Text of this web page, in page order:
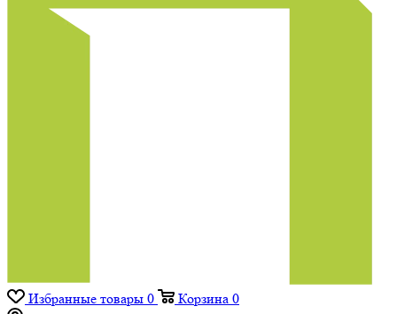
Избранные товары 0 Корзина 0